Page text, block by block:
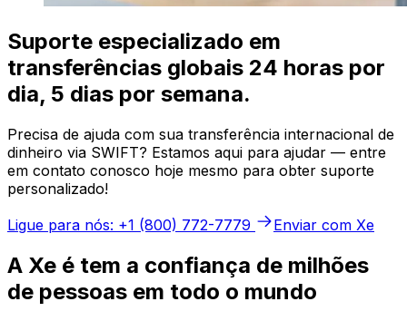
Suporte especializado em
transferências globais 24 horas por
dia, 5 dias por semana.
Precisa de ajuda com sua transferência internacional de
dinheiro via SWIFT? Estamos aqui para ajudar — entre
em contato conosco hoje mesmo para obter suporte
personalizado!
Ligue para nós: +1 (800) 772-7779
Enviar com Xe
A Xe é tem a confiança de milhões
de pessoas em todo o mundo